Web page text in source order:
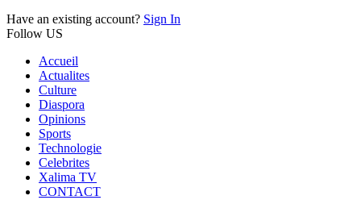
Have an existing account? Sign In
Follow US
Accueil
Actualites
Culture
Diaspora
Opinions
Sports
Technologie
Celebrites
Xalima TV
CONTACT